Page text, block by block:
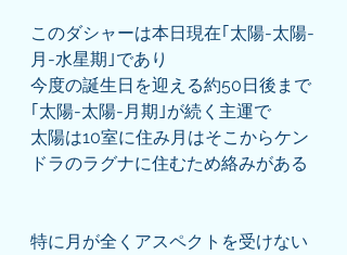
このダシャーは本日現在｢太陽-太陽-
月-水星期｣であり
今度の誕生日を迎える約50日後まで
｢太陽-太陽-月期｣が続く主運で
太陽は10室に住み月はそこからケン
ドラのラグナに住むため絡みがある
特に月が全くアスペクトを受けない